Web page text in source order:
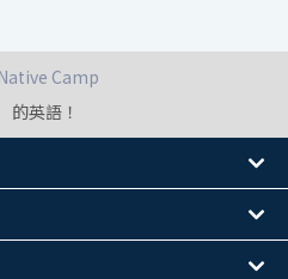
Camp
的英語！